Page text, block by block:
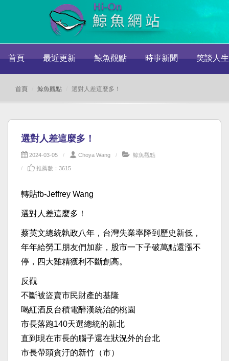
首頁 最近更新 鯨魚觀點 時事新聞 笑談人生
首頁 鯨魚觀點 選對人差這麼多！
選對人差這麼多！
2024-03-05 Choya Wang 鯨魚觀點
推薦數：3615
轉貼fb-Jeffrey Wang
選對人差這麼多！
蔡英文總統執政八年，台灣失業率降到歷史新低，
年年給勞工朋友們加薪，股市一下子破萬點還漲不
停，四大雞精獲利不斷創高。
反觀
不斷被盜賣市民財產的基隆
喝紅酒反台積電醉漢統治的桃園
市長落跑140天選總統的新北
直到現在市長的腦子還在狀況外的台北
市長帶頭貪汙的新竹（市）